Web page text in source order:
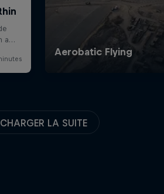
CHARGER LA SUITE